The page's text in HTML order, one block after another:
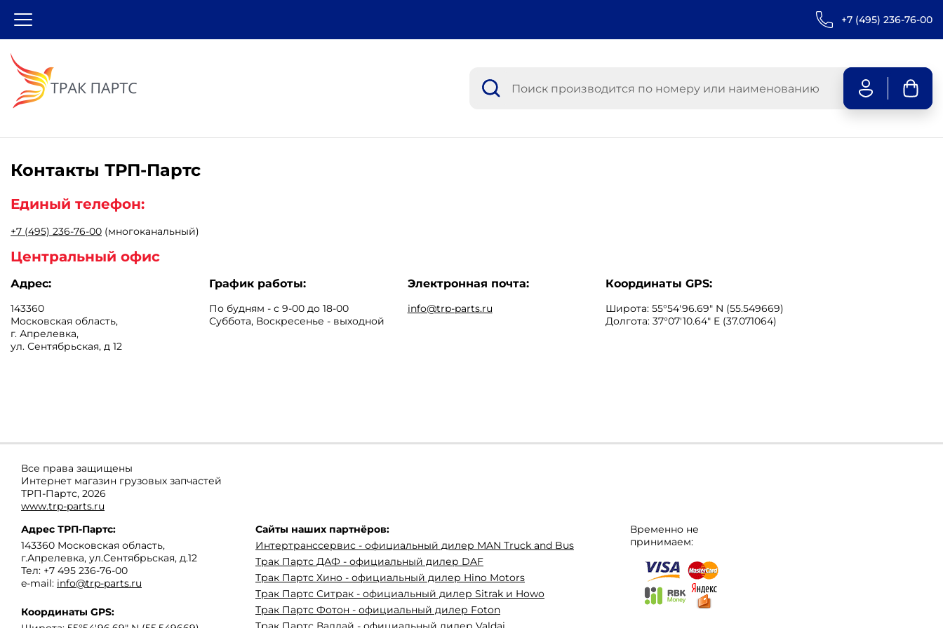
+7 (495) 236-76-00
Контакты ТРП-Партс
Единый телефон:
+7 (495) 236-76-00 (многоканальный)
Центральный офис
Адрес:
143360
Московская область,
г. Апрелевка,
ул. Сентябрьская, д 12
График работы:
По будням - с 9-00 до 18-00
Суббота, Воскресенье - выходной
Электронная почта:
info@trp-parts.ru
Координаты GPS:
Широта: 55°54'96.69" N (55.549669)
Долгота: 37°07′10.64″ E (37.071064)
Все права защищены
Интернет магазин грузовых запчастей
ТРП-Партс, 2026
www.trp-parts.ru
Адрес ТРП-Партс:
143360 Московская область,
г.Апрелевка, ул.Сентябрьская, д.12
Тел: +7 495 236-76-00
e-mail: info@trp-parts.ru
Координаты GPS:
Сайты наших партнёров:
Интертранссервис - официальный дилер MAN Truck and Bus
Трак Партс ДАФ - официальный дилер DAF
Трак Партс Хино - официальный дилер Hino Motors
Трак Партс Ситрак - официальный дилер Sitrak и Howo
Трак Партс Фотон - официальный дилер Foton
Временно не
принимаем: